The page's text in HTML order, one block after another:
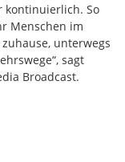
kontinuierlich. So
Menschen im
unterwegs
sagt
Broadcast.